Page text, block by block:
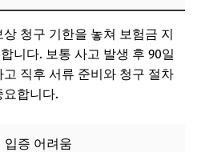
청구 기한을 놓쳐 보험금 지
니다. 보통 사고 발생 후 90일
직후 서류 준비와 청구 절차
요합니다.
입증 어려움